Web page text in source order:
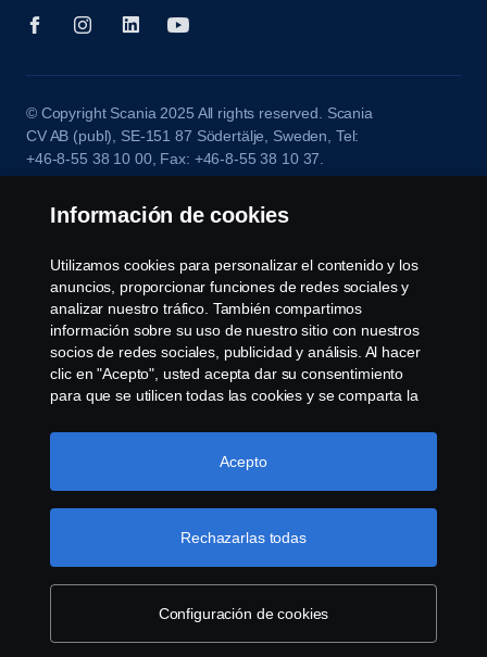
© Copyright Scania 2025 All rights reserved. Scania
CV AB (publ), SE-151 87 Södertälje, Sweden, Tel:
+46-8-55 38 10 00, Fax: +46-8-55 38 10 37.
Información de cookies
Utilizamos cookies para personalizar el contenido y los
anuncios, proporcionar funciones de redes sociales y
analizar nuestro tráfico. También compartimos
información sobre su uso de nuestro sitio con nuestros
socios de redes sociales, publicidad y análisis. Al hacer
clic en "Acepto", usted acepta dar su consentimiento
para que se utilicen todas las cookies y se comparta la
haciendo clic en "Configuración de cookies" y
seleccionando las categorías que desea aceptar. Para
Más información sobre su privacidad
Configuración de cookies
Rechazarlas todas
Acepto